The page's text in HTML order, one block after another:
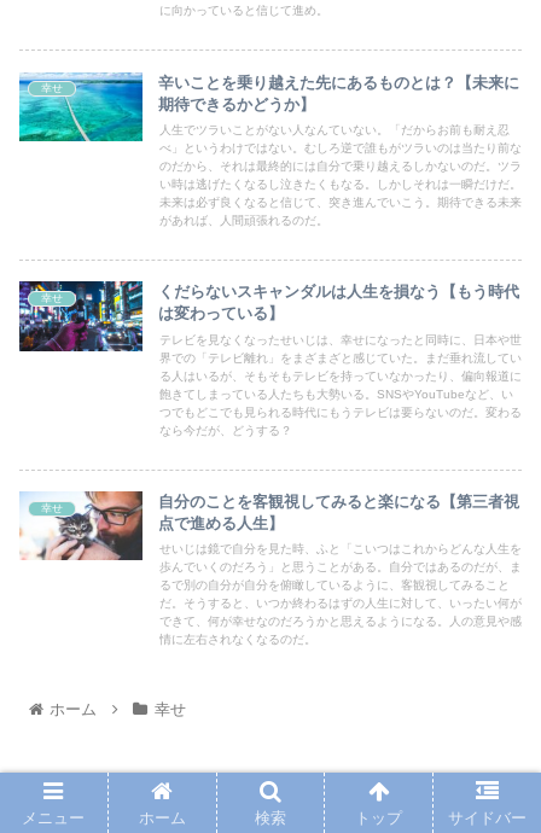
に向かっていると信じて進め。
幸せ
辛いことを乗り越えた先にあるものとは？【未来に
期待できるかどうか】
人生でツラいことがない人なんていない。「だからお前も耐え忍
べ」というわけではない。むしろ逆で誰もがツラいのは当たり前な
のだから、それは最終的には自分で乗り越えるしかないのだ。ツラ
い時は逃げたくなるし泣きたくもなる。しかしそれは一瞬だけだ。
未来は必ず良くなると信じて、突き進んでいこう。期待できる未来
があれば、人間頑張れるのだ。
幸せ
くだらないスキャンダルは人生を損なう【もう時代
は変わっている】
テレビを見なくなったせいじは、幸せになったと同時に、日本や世
界での「テレビ離れ」をまざまざと感じていた。まだ垂れ流してい
る人はいるが、そもそもテレビを持っていなかったり、偏向報道に
飽きてしまっている人たちも大勢いる。SNSやYouTubeなど、い
つでもどこでも見られる時代にもうテレビは要らないのだ。変わる
なら今だが、どうする？
幸せ
自分のことを客観視してみると楽になる【第三者視
点で進める人生】
せいじは鏡で自分を見た時、ふと「こいつはこれからどんな人生を
歩んでいくのだろう」と思うことがある。自分ではあるのだが、ま
るで別の自分が自分を俯瞰しているように、客観視してみること
だ。そうすると、いつか終わるはずの人生に対して、いったい何が
できて、何が幸せなのだろうかと思えるようになる。人の意見や感
情に左右されなくなるのだ。
ホーム 幸せ
PAGE TOP
メニュー ホーム 検索 トップ サイドバー